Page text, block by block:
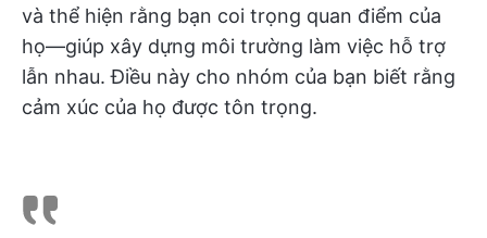
và thể hiện rằng bạn coi trọng quan điểm của
họ—giúp xây dựng môi trường làm việc hỗ trợ
lẫn nhau. Điều này cho nhóm của bạn biết rằng
cảm xúc của họ được tôn trọng.